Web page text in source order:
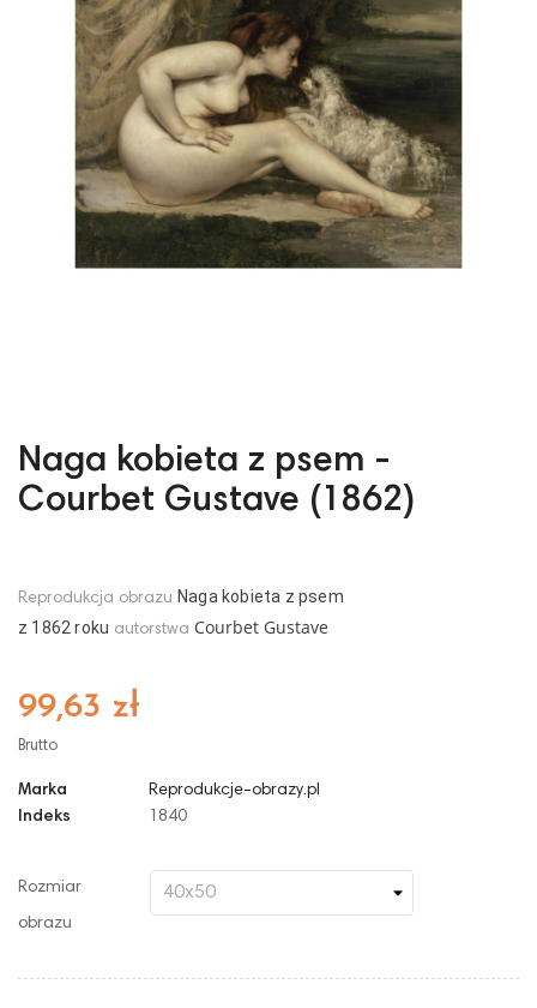
Naga kobieta z psem -
Courbet Gustave (1862)
Reprodukcja obrazu Naga kobieta z psem
z 1862 roku autorstwa Courbet Gustave
99,63 zł
Brutto
Marka
Reprodukcje-obrazy.pl
Indeks
1840
Rozmiar
obrazu